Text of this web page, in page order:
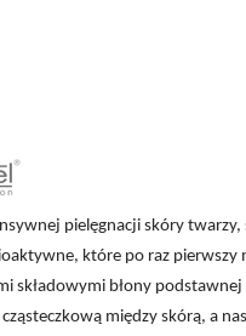
pielęgnacji skóry
które po raz pierwszy
składowymi błony podstawnej
między skórą, a